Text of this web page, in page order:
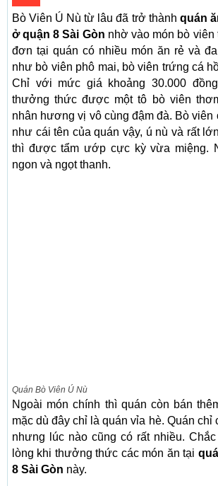
Bò Viên Ú Nù từ lâu đã trở thành quán
ở quận 8 Sài Gòn nhờ vào món bò
đơn tại quán có nhiều món ăn rẻ và
như bò viên phô mai, bò viên trứng cá
Chỉ với mức giá khoảng 30.000
thưởng thức được một tô bò viên
nhân hương vị vô cùng đậm đà. Bò viên
như cái tên của quán vậy, ú nù và rất
thì được tẩm ướp cực kỳ vừa miệng.
ngon và ngọt thanh.
Quán Bò Viên Ú Nù
Ngoài món chính thì quán còn bán
mặc dù đây chỉ là quán vỉa hè. Quán chỉ
nhưng lúc nào cũng có rất nhiều.
lòng khi thưởng thức các món ăn tại
8 Sài Gòn này.